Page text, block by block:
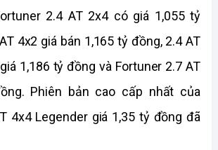
2.4 AT 2x4 có giá 1,055 tỷ
4x2 giá bán 1,165 tỷ đồng, 2.4 AT
1,186 tỷ đồng và Fortuner 2.7 AT
Phiên bản cao cấp nhất của
4x4 Legender giá 1,35 tỷ đồng đã